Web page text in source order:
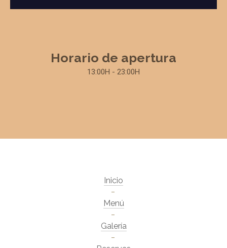
Horario de apertura
13:00H - 23:00H
Inicio
Menú
Galería